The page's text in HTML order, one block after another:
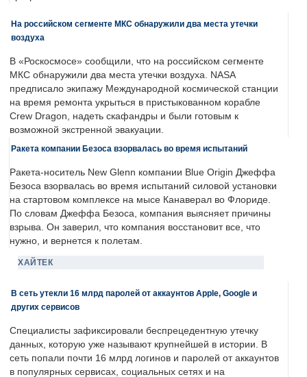
На российском сегменте МКС обнаружили два места утечки
воздуха
В «Роскосмосе» сообщили, что на российском сегменте
МКС обнаружили два места утечки воздуха. NASA
предписало экипажу Международной космической станции
на время ремонта укрыться в пристыкованном корабле
Crew Dragon, надеть скафандры и были готовым к
возможной экстренной эвакуации.
Ракета компании Безоса взорвалась во время испытаний
Ракета-носитель New Glenn компании Blue Origin Джеффа
Безоса взорвалась во время испытаний силовой установки
на стартовом комплексе на мысе Канаверал во Флориде.
По словам Джеффа Безоса, компания выясняет причины
взрыва. Он заверил, что компания восстановит все, что
нужно, и вернется к полетам.
ХАЙТЕК
В сеть утекли 16 млрд паролей от аккаунтов Apple, Google и
других сервисов
Специалисты зафиксировали беспрецедентную утечку
данных, которую уже называют крупнейшей в истории. В
сеть попали почти 16 млрд логинов и паролей от аккаунтов
в популярных сервисах, социальных сетях и на